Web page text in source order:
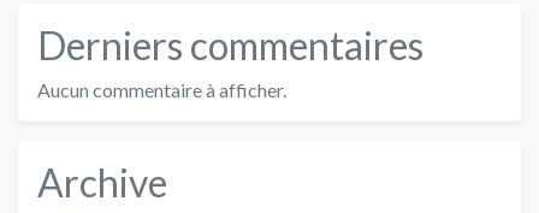
Derniers commentaires
Aucun commentaire à afficher.
Archive